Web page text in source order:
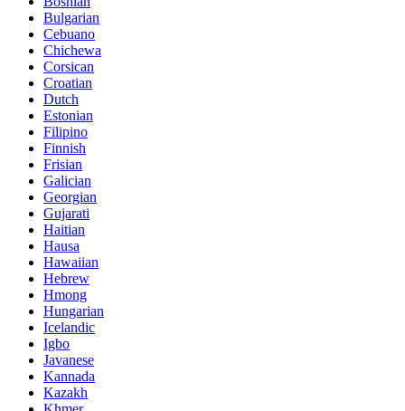
Bulgarian
Cebuano
Chichewa
Corsican
Croatian
Dutch
Estonian
Filipino
Finnish
Frisian
Galician
Georgian
Gujarati
Haitian
Hausa
Hawaiian
Hebrew
Hmong
Hungarian
Icelandic
Igbo
Javanese
Kannada
Kazakh